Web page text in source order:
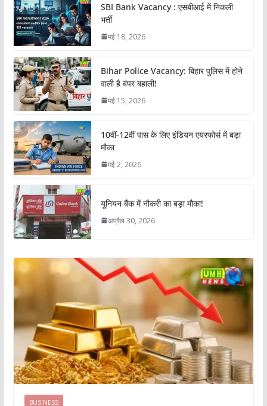
SBI Bank Vacancy : एसबीआई में निकली
भर्ती
मई 18, 2026
Bihar Police Vacancy: बिहार पुलिस में होने
वाली है बंपर बहाली!
मई 15, 2026
10वीं-12वीं पास के लिए इंडियन एयरफोर्स में बड़ा
मौका
मई 2, 2026
यूनियन बैंक में नौकरी का बड़ा मौका!
अप्रैल 30, 2026
BUSINESS